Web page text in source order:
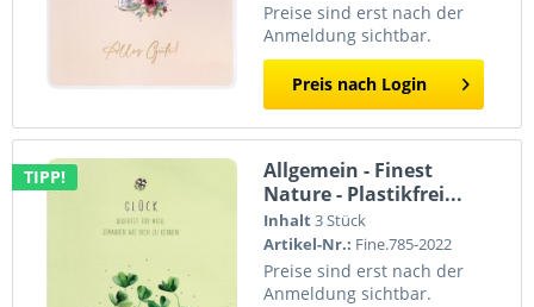
Preise sind erst nach der
Anmeldung sichtbar.
Preis nach Login
TIPP!
Allgemein - Finest
Nature - Plastikfrei...
Inhalt3 Stück
Artikel-Nr.: Fine.785-2022
Preise sind erst nach der
Anmeldung sichtbar.